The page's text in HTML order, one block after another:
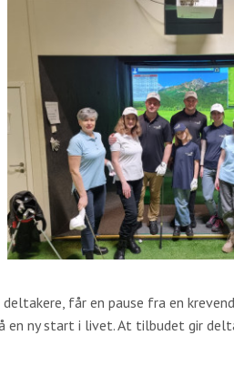
får en pause fra en
ny start i livet. At tilbudet gir